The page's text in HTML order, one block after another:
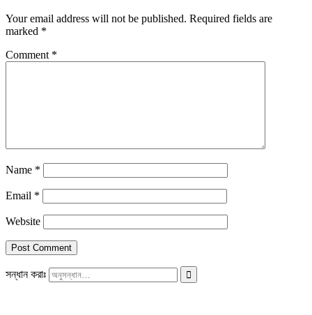
Your email address will not be published. Required fields are
marked *
Comment *
Name *
Email *
Website
সন্ধান করাঃ